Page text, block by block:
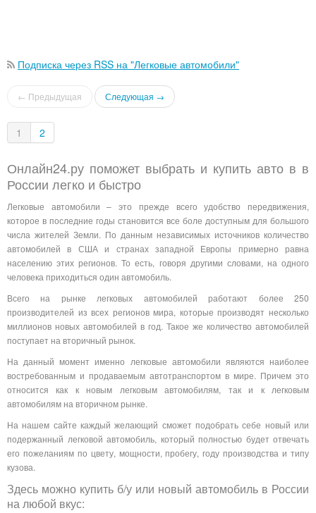
Подписка через RSS на "Легковые автомобили"
← Предыдущая Следующая →
1 2
Онлайн24.ру поможет выбрать и купить авто в в
России легко и быстро
Легковые автомобили – это прежде всего удобство передвижения,
которое в последние годы становится все боле доступным для большого
числа жителей Земли. По данным независимых источников количество
автомобилей в США и странах западной Европы примерно равна
населению этих регионов. То есть, говоря другими словами, на одного
человека приходиться один автомобиль.
Всего на рынке легковых автомобилей работают более 250
производителей из всех регионов мира, которые производят несколько
миллионов новых автомобилей в год. Такое же количество автомобилей
поступает на вторичный рынок.
На данный момент именно легковые автомобили являются наиболее
востребованным и продаваемым автотранспортом в мире. Причем это
относится как к новым легковым автомобилям, так и к легковым
автомобилям на вторичном рынке.
На нашем сайте каждый желающий сможет подобрать себе новый или
подержанный легковой автомобиль, который полностью будет отвечать
его пожеланиям по цвету, мощности, пробегу, году производства и типу
кузова.
Здесь можно купить б/у или новый автомобиль в России
на любой вкус: